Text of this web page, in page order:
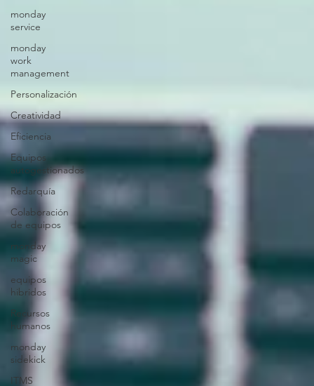
monday
service
monday
work
management
Personalización
Creatividad
Eficiencia
Equipos
autogestionados
Redarquía
Colaboración
de equipos
monday
magic
equipos
hibridos
Recursos
humanos
monday
sidekick
ITMS